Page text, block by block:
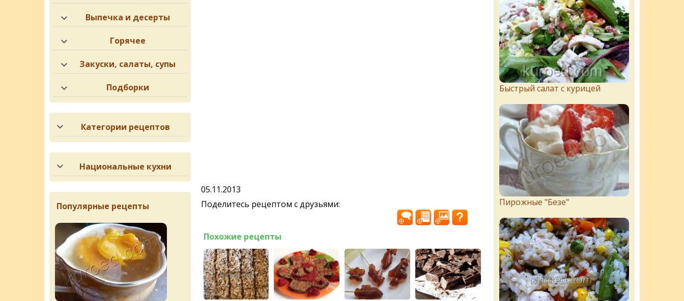
05.11.2013
Поделитесь рецептом с друзьями:
Похожие рецепты
Выпечка и десерты
Горячее
Закуски, салаты, супы
Подборки
Категории рецептов
Национальные кухни
Популярные рецепты
Быстрый салат с курицей
Пирожныe "Бeзe"